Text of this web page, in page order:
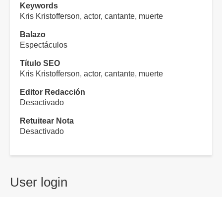
Keywords
Kris Kristofferson, actor, cantante, muerte
Balazo
Espectáculos
Título SEO
Kris Kristofferson, actor, cantante, muerte
Editor Redacción
Desactivado
Retuitear Nota
Desactivado
User login